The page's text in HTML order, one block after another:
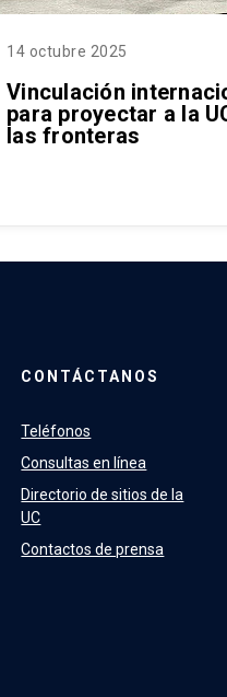
14 octubre 2025
Vinculación
para proyectar a la
las fronteras
CONTÁCTANOS
Teléfonos
Consultas en línea
Directorio de sitios de la
UC
Contactos de prensa